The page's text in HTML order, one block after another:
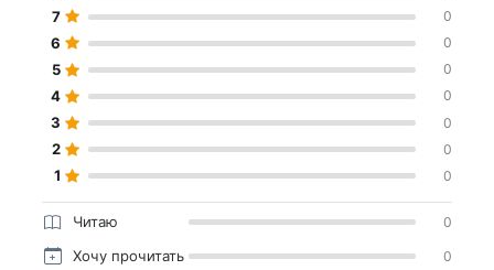
7 0
6 0
5 0
4 0
3 0
2 0
1 0
Читаю 0
Хочу прочитать 0